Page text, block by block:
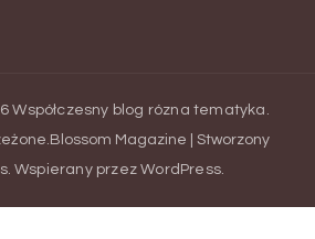
Współczesny blog rózna tematyka .
Blossom Magazine | Stworzony
. Wspierany przezWordPress.